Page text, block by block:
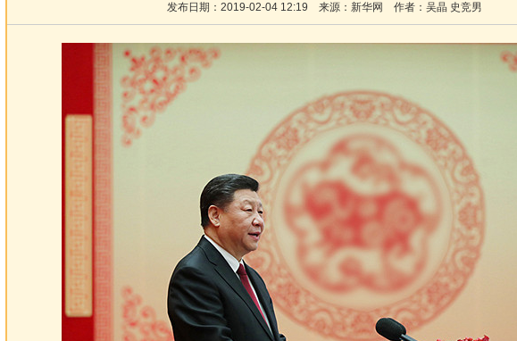
发布日期： 2019-02-04 12:19 来源： 新华网 作者： 吴晶 史竞男